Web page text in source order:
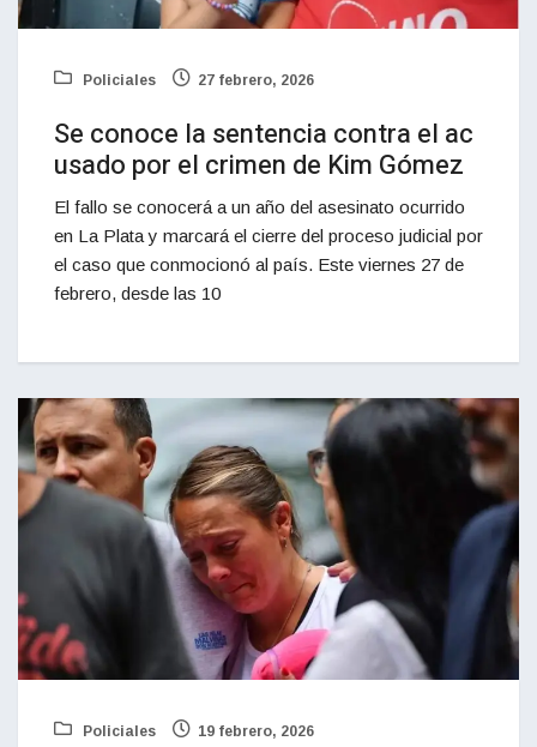
Policiales 27 febrero, 2026
Se conoce la sentencia contra el ac
usado por el crimen de Kim Gómez
El fallo se conocerá a un año del asesinato ocurrido
en La Plata y marcará el cierre del proceso judicial por
el caso que conmocionó al país. Este viernes 27 de
febrero, desde las 10
Policiales 19 febrero, 2026